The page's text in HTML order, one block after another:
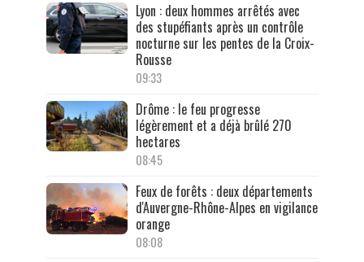
Lyon : deux hommes arrêtés avec
des stupéfiants après un contrôle
nocturne sur les pentes de la Croix-
Rousse
09:33
Drôme : le feu progresse
légèrement et a déjà brûlé 270
hectares
08:45
Feux de forêts : deux départements
d'Auvergne-Rhône-Alpes en vigilance
orange
08:08